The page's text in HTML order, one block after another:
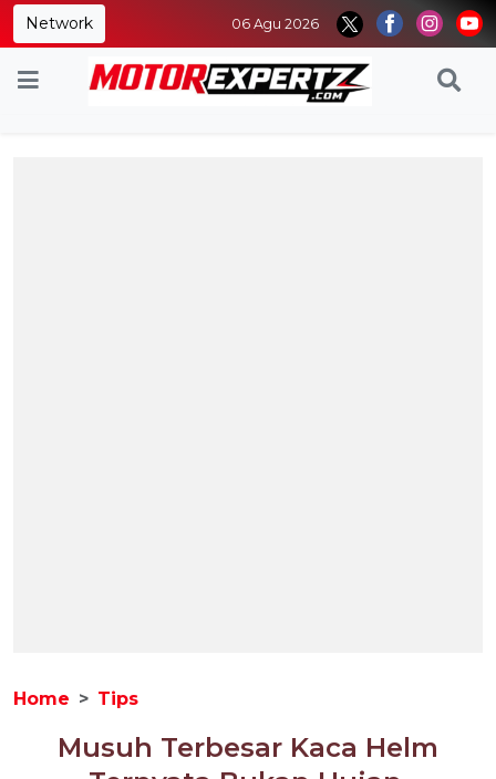
Network 06 Agu 2026
Home Tips
Musuh Terbesar Kaca Helm